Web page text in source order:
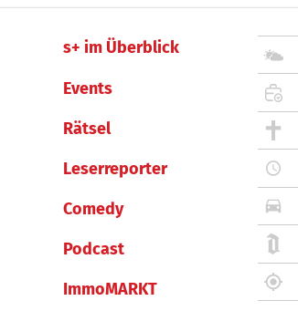
s+ im Überblick
Events
Rätsel
Leserreporter
Comedy
Podcast
ImmoMARKT